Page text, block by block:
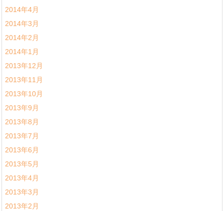
2014年4月
2014年3月
2014年2月
2014年1月
2013年12月
2013年11月
2013年10月
2013年9月
2013年8月
2013年7月
2013年6月
2013年5月
2013年4月
2013年3月
2013年2月